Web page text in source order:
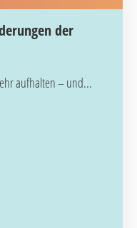
der
aufhalten – und...